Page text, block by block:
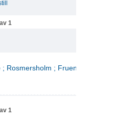
1
Rosmersholm ; Fruen fra havet
1